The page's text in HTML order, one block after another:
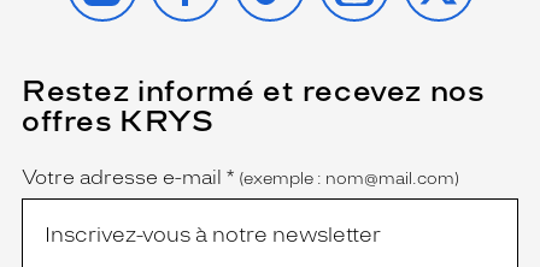
Restez informé et recevez nos
offres KRYS
Name
Votre adresse e-mail *
(Ce
champ
est
obligatoire)
(exemple : nom@mail.com)